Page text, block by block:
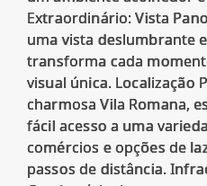
Extraordinário: Vista
uma vista deslumbrante
transforma cada
visual única. Localização
charmosa Vila Romana,
fácil acesso a uma
comércios e opções de
passos de distância.